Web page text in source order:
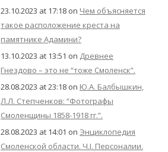
23.10.2023 at 17:18 on Чем объясняется
такое расположение креста на
памятнике Адамини?
13.10.2023 at 13:51 on Древнее
Гнездово – это не “тоже Смоленск”.
28.08.2023 at 23:18 on Ю.А. Балбышкин,
Л.Л. Степченков: “Фотографы
Смоленщины 1858-1918 гг.”.
28.08.2023 at 14:01 on Энциклопедия
Смоленской области. Ч.I. Персоналии.